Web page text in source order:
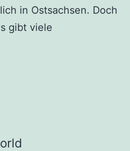
in Ostsachsen. Doch
gibt viele